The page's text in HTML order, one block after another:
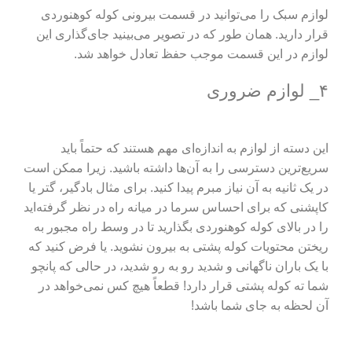
لوازم سبک را می‌توانید در قسمت بیرونی کوله کوهنوردی
قرار دارید. همان طور که در تصویر می‌بینید جای‌گذاری این
لوازم در این قسمت موجب حفظ تعادل خواهد شد.
۴_ لوازم ضروری
این دسته از لوازم به اندازه‌ای مهم هستند که حتماً باید
سریع‌ترین دسترسی را به آن‌ها داشته باشید. زیرا ممکن است
در یک ثانیه به آن نیاز مبرم پیدا کنید. برای مثال بادگیر، گتر یا
کاپشنی که برای احساس سرما در میانه راه در نظر گرفته‌اید
را در بالای کوله کوهنوردی بگذارید تا در وسط راه مجبور به
ریختن محتویات کوله‌ پشتی به بیرون نشوید. یا فرض کنید که
با یک باران ناگهانی و شدید رو به رو شدید، در حالی که پانچو
شما ته کوله‌ پشتی قرار دارد! قطعاً هیچ کس نمی‌خواهد در
آن لحظه به جای شما باشد!